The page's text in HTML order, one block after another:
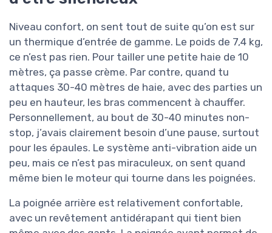
Niveau confort, on sent tout de suite qu’on est sur
un thermique d’entrée de gamme. Le poids de 7,4 kg,
ce n’est pas rien. Pour tailler une petite haie de 10
mètres, ça passe crème. Par contre, quand tu
attaques 30-40 mètres de haie, avec des parties un
peu en hauteur, les bras commencent à chauffer.
Personnellement, au bout de 30-40 minutes non-
stop, j’avais clairement besoin d’une pause, surtout
pour les épaules. Le système anti-vibration aide un
peu, mais ce n’est pas miraculeux, on sent quand
même bien le moteur qui tourne dans les poignées.
La poignée arrière est relativement confortable,
avec un revêtement antidérapant qui tient bien